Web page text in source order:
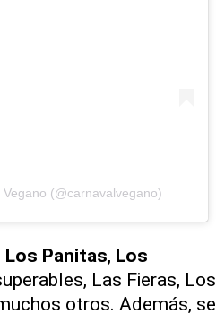
(@carnavalvegano)
Los Panitas, Los
Las Fieras, Los
otros. Además, se